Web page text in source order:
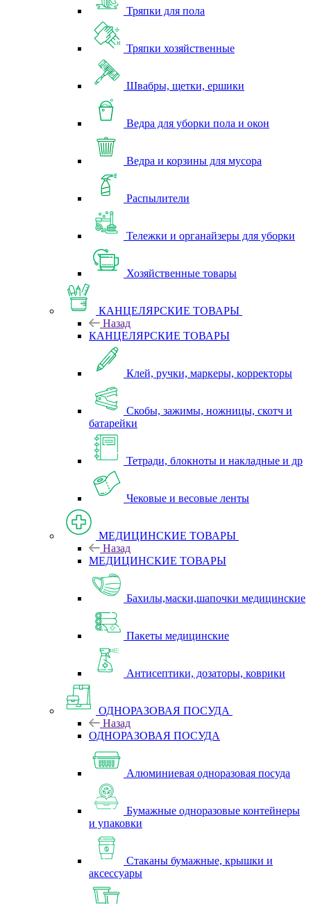
Тряпки для пола
Тряпки хозяйственные
Швабры, щетки, ершики
Ведра для уборки пола и окон
Ведра и корзины для мусора
Распылители
Тележки и органайзеры для уборки
Хозяйственные товары
КАНЦЕЛЯРСКИЕ ТОВАРЫ
Назад
КАНЦЕЛЯРСКИЕ ТОВАРЫ
Клей, ручки, маркеры, корректоры
Скобы, зажимы, ножницы, скотч и
батарейки
Тетради, блокноты и накладные и др
Чековые и весовые ленты
МЕДИЦИНСКИЕ ТОВАРЫ
Назад
МЕДИЦИНСКИЕ ТОВАРЫ
Бахилы,маски,шапочки медицинские
Пакеты медицинские
Антисептики, дозаторы, коврики
ОДНОРАЗОВАЯ ПОСУДА
Назад
ОДНОРАЗОВАЯ ПОСУДА
Алюминиевая одноразовая посуда
Бумажные одноразовые контейнеры
и упаковки
Стаканы бумажные, крышки и
аксессуары